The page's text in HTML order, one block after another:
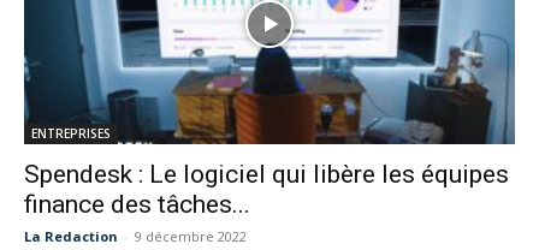
ENTREPRISES
Spendesk : Le logiciel qui libère les équipes
finance des tâches...
La Redaction - 9 décembre 2022